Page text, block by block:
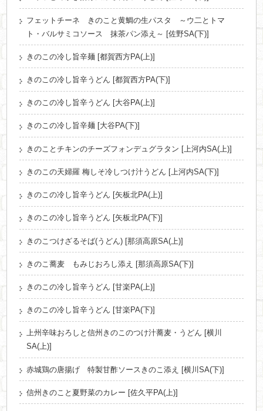
フェットチーネ きのこと黄鯛の生パスタ ～ウ二とトマ
ト・バルサミコソース 抹茶パン添え～ [佐野SA(下)]
きのこの冷し旨辛麺 [都賀西方PA(上)]
きのこの冷し旨辛うどん [都賀西方PA(下)]
きのこの冷し旨辛うどん [大谷PA(上)]
きのこの冷し旨辛麺 [大谷PA(下)]
きのことチキンのチーズフォンデュグラタン [上河内SA(上)]
きのこの天婦羅 梅しそ冷しつけ汁うどん [上河内SA(下)]
きのこの冷し旨辛うどん [矢板北PA(上)]
きのこの冷し旨辛うどん [矢板北PA(下)]
きのこつけざるそば(うどん) [那須高原SA(上)]
きのこ蕎麦 もみじおろし添え [那須高原SA(下)]
きのこの冷し旨辛うどん [甘楽PA(上)]
きのこの冷し旨辛うどん [甘楽PA(下)]
上州辛味おろしと信州きのこのつけ汁蕎麦・うどん [横川
SA(上)]
赤城鶏の唐揚げ 特製甘酢ソースきのこ添え [横川SA(下)]
信州きのこと夏野菜のカレー [佐久平PA(上)]